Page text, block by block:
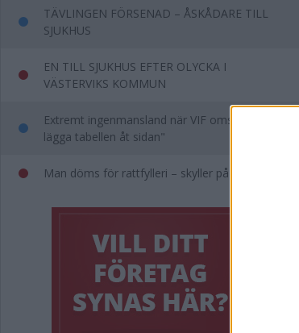
TÄVLINGEN FÖRSENAD – ÅSKÅDARE TILL
SJUKHUS
EN TILL SJUKHUS EFTER OLYCKA I
VÄSTERVIKS KOMMUN
Extremt ingenmansland när VIF omstartar: "Får
lägga tabellen åt sidan"
Man döms för rattfylleri – skyller på jäst saft